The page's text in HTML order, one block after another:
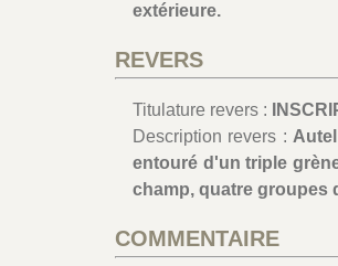
extérieure.
REVERS
Titulature revers :
Description revers :
entouré d'un triple
champ, quatre groupes
COMMENTAIRE